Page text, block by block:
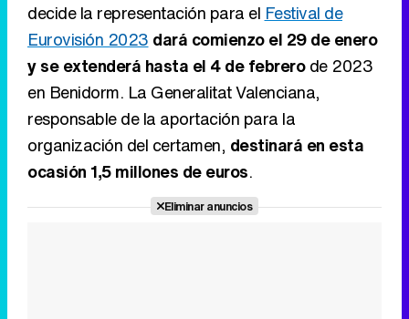
decide la representación para el Festival de
Eurovisión 2023 dará comienzo el 29 de enero
y se extenderá hasta el 4 de febrerode 2023
en Benidorm. La Generalitat Valenciana,
responsable de la aportación para la
organización del certamen, destinará en esta
ocasión 1,5 millones de euros.
Eliminar anuncios